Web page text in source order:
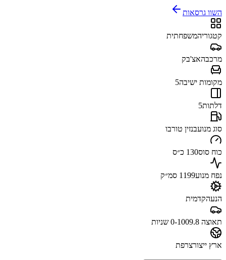
השוו גרסאות
קטגוריהמשפחתית
מרכבהאצ'בק
מקומות ישיבה5
דלתות5
סוג מנועבנזין טורבו
כוח סוס130 כ״ס
נפח מנוע1199 סמ״ק
הנעהקדמית
תאוצה 0-100 9.8 שניות
ארץ ייצורצרפת